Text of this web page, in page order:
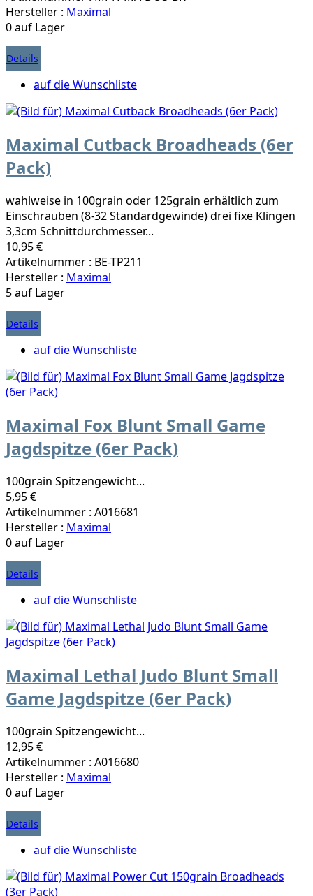
Hersteller : Maximal
0 auf Lager
Details
auf die Wunschliste
Maximal Cutback Broadheads (6er
Pack)
wahlweise in 100grain oder 125grain erhältlich zum
Einschrauben (8-32 Standardgewinde) drei fixe Klingen
3,3cm Schnittdurchmesser...
10,95 €
Artikelnummer : BE-TP211
Hersteller : Maximal
5 auf Lager
Details
auf die Wunschliste
Maximal Fox Blunt Small Game
Jagdspitze (6er Pack)
100grain Spitzengewicht...
5,95 €
Artikelnummer : A016681
Hersteller : Maximal
0 auf Lager
Details
auf die Wunschliste
Maximal Lethal Judo Blunt Small
Game Jagdspitze (6er Pack)
100grain Spitzengewicht...
12,95 €
Artikelnummer : A016680
Hersteller : Maximal
0 auf Lager
Details
auf die Wunschliste